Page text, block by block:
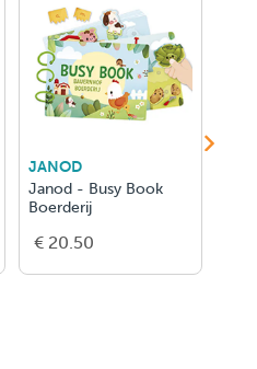
JANOD
Janod - Busy Book
Boerderij
€ 20.50